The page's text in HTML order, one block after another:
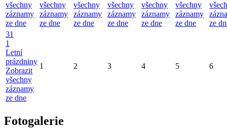
všechny
záznamy
ze dne
všechny
záznamy
ze dne
všechny
záznamy
ze dne
všechny
záznamy
ze dne
všechny
záznamy
ze dne
všechny
záznamy
ze dne
ze
31
1
Letní
prázdniny
Zobrazit
všechny
záznamy
ze dne
1 2 3 4 5 6
Fotogalerie